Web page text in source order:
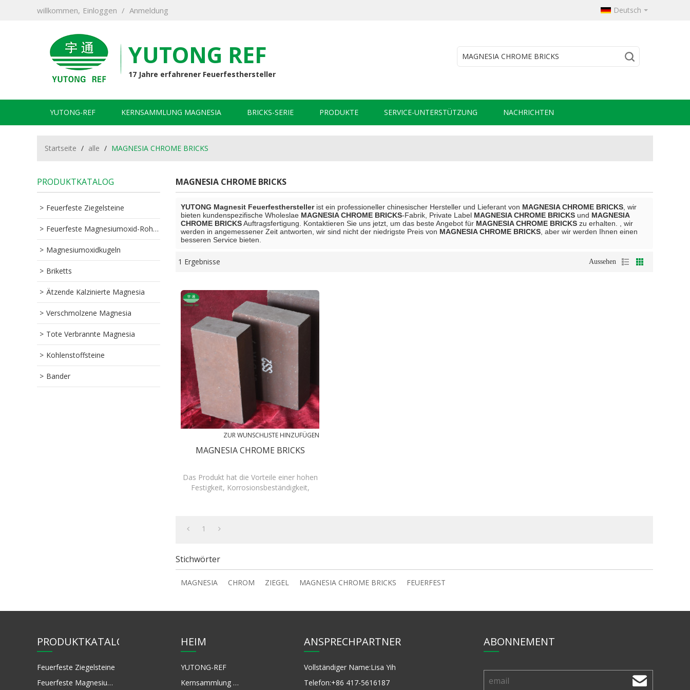
willkommen, Einloggen / Anmeldung Deutsch
YUTONG REF
17 Jahre erfahrener Feuerfesthersteller
YUTONG-REF KERNSAMMLUNG MAGNESIA BRICKS-SERIE PRODUKTE SERVICE-UNTERSTÜTZUNG NACHRICHTEN
Startseite / alle / MAGNESIA CHROME BRICKS
PRODUKTKATALOG
Feuerfeste Ziegelsteine
Feuerfeste Magnesiumoxid-Rohstoffe
Magnesiumoxidkugeln
Briketts
Ätzende Kalzinierte Magnesia
Verschmolzene Magnesia
Tote Verbrannte Magnesia
Kohlenstoffsteine
Bander
MAGNESIA CHROME BRICKS
YUTONG Magnesit Feuerfestherstellerist ein professioneller chinesischer Hersteller und Lieferant von MAGNESIA CHROME BRICKS , wir
bieten kundenspezifische Wholeslae MAGNESIA CHROME BRICKS-Fabrik, Private Label MAGNESIA CHROME BRICKS und MAGNESIA
CHROME BRICKSAuftragsfertigung. Kontaktieren Sie uns jetzt, um das beste Angebot für MAGNESIA CHROME BRICKS zu erhalten. , wir
werden in angemessener Zeit antworten, wir sind nicht der niedrigste Preis von MAGNESIA CHROME BRICKS , aber wir werden Ihnen einen
besseren Service bieten.
1 Ergebnisse Aussehen
ZUR WUNSCHLISTE HINZUFÜGEN
MAGNESIA CHROME BRICKS
Das Produkt hat die Vorteile einer hohen
Festigkeit, Korrosionsbeständigkeit,
1
Stichwörter
MAGNESIA CHROM ZIEGEL MAGNESIA CHROME BRICKS FEUERFEST
PRODUKTKATALOG
Feuerfeste Ziegelsteine
Feuerfeste Magnesiumoxid-Rohstoffe
HEIM
YUTONG-REF
Kernsammlung Magnesia
ANSPRECHPARTNER
Vollständiger Name:Lisa Yih
Telefon:+86 417-5616187
ABONNEMENT